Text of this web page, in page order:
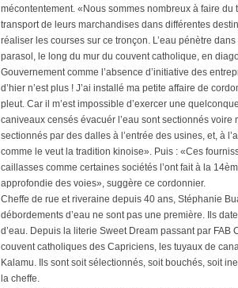
mécontentement. «Nous sommes nombreux à faire
transport de leurs marchandises dans différentes
réaliser les courses sur ce tronçon. L’eau pénètre
parasol, le long du mur du couvent catholique, en
Gouvernement comme l’absence d’initiative des
d’hier n’est plus ! J’ai installé ma petite affaire de
pleut. Car il m’est impossible d’exercer une
caniveaux censés évacuér l’eau sont sectionnés
sectionnés par des dalles à l’entrée des usines, et, à
comme le veut la tradition kinoise». Puis : «Ces
caillasses comme certaines sociétés l’ont fait à la
approfondie des voies», suggère ce cordonnier.
Cheffe de rue et riveraine depuis 40 ans, Stéphanie
débordements d’eau ne sont pas une première. Ils
d’eau. Depuis la literie Sweet Dream passant par
couvent catholiques des Capriciens, les tuyaux de
Kalamu. Ils sont soit sélectionnés, soit bouchés, soit
la cheffe.